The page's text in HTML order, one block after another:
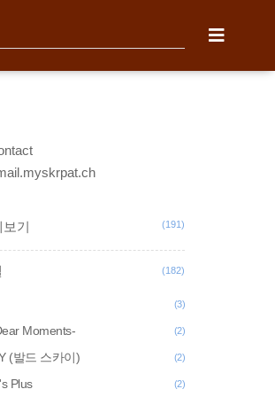
기 (191)
(182)
(3)
Moments- (2)
(발드 스카이) (2)
Plus (2)